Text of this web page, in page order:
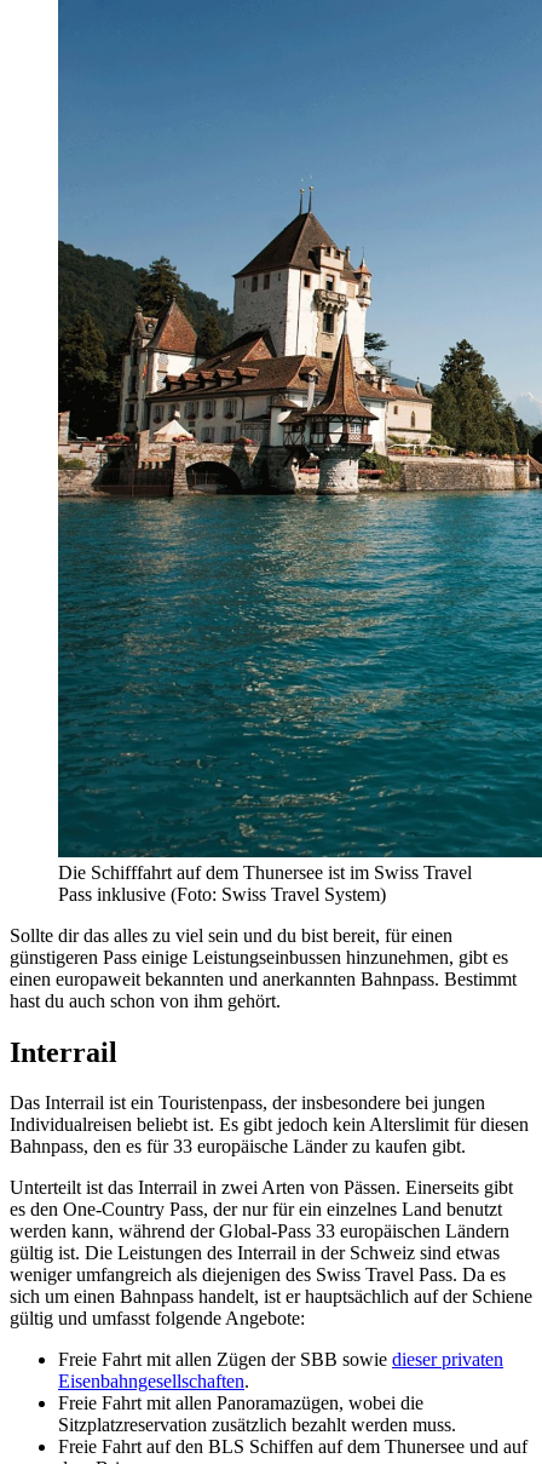
Die Schifffahrt auf dem Thunersee ist im Swiss Travel
Pass inklusive (Foto: Swiss Travel System)
Sollte dir das alles zu viel sein und du bist bereit, für einen
günstigeren Pass einige Leistungseinbussen hinzunehmen, gibt es
einen europaweit bekannten und anerkannten Bahnpass. Bestimmt
hast du auch schon von ihm gehört.
Interrail
Das Interrail ist ein Touristenpass, der insbesondere bei jungen
Individualreisen beliebt ist. Es gibt jedoch kein Alterslimit für diesen
Bahnpass, den es für 33 europäische Länder zu kaufen gibt.
Unterteilt ist das Interrail in zwei Arten von Pässen. Einerseits gibt
es den One-Country Pass, der nur für ein einzelnes Land benutzt
werden kann, während der Global-Pass 33 europäischen Ländern
gültig ist. Die Leistungen des Interrail in der Schweiz sind etwas
weniger umfangreich als diejenigen des Swiss Travel Pass. Da es
sich um einen Bahnpass handelt, ist er hauptsächlich auf der Schiene
gültig und umfasst folgende Angebote:
Freie Fahrt mit allen Zügen der SBB sowie dieser privaten
Eisenbahngesellschaften.
Freie Fahrt mit allen Panoramazügen, wobei die
Sitzplatzreservation zusätzlich bezahlt werden muss.
Freie Fahrt auf den BLS Schiffen auf dem Thunersee und auf